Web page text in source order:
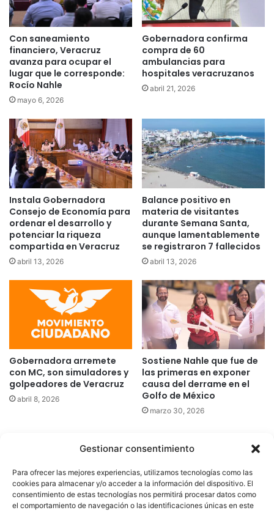
Gestionar consentimiento
Para ofrecer las mejores experiencias, utilizamos tecnologías como las
cookies para almacenar y/o acceder a la información del dispositivo. El
consentimiento de estas tecnologías nos permitirá procesar datos como
el comportamiento de navegación o las identificaciones únicas en este
Con saneamiento
financiero, Veracruz
avanza para ocupar el
lugar que le corresponde:
Rocío Nahle
mayo 6, 2026
Gobernadora confirma
compra de 60
ambulancias para
hospitales veracruzanos
abril 21, 2026
Instala Gobernadora
Consejo de Economía para
ordenar el desarrollo y
potenciar la riqueza
compartida en Veracruz
abril 13, 2026
Balance positivo en
materia de visitantes
durante Semana Santa,
aunque lamentablemente
se registraron 7 fallecidos
abril 13, 2026
Gobernadora arremete
con MC, son simuladores y
golpeadores de Veracruz
abril 8, 2026
Sostiene Nahle que fue de
las primeras en exponer
causa del derrame en el
Golfo de México
marzo 30, 2026
derechos reservados
|Aviso de Privacidad|Política de Cookies|Defensoría de la